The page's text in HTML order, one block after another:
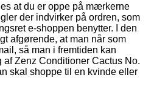
at du er oppe på mærkerne
der indvirker på ordren, som
e-shoppen benytter. I den
afgørende, at man når som
så man i fremtiden kan
Zenz Conditioner Cactus No.
skal shoppe til en kvinde eller